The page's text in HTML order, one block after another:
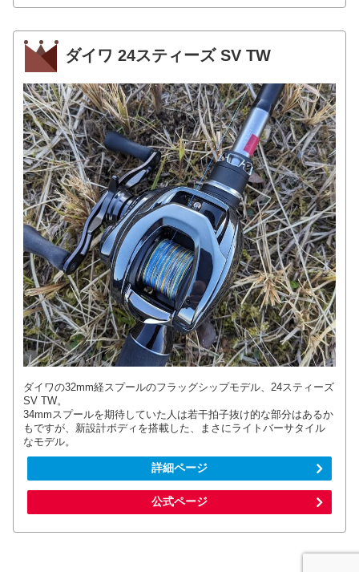
ダイワ 24スティーズ SV TW
ダイワの32mm経スプールのフラッグシップモデル、24スティーズ
SV TW。
34mmスプールを期待していた人は若干拍子抜け的な部分はあるか
もですが、新設計ボディを搭載した、まさにライトバーサタイル
なモデル。
詳細ページ
公式ページ